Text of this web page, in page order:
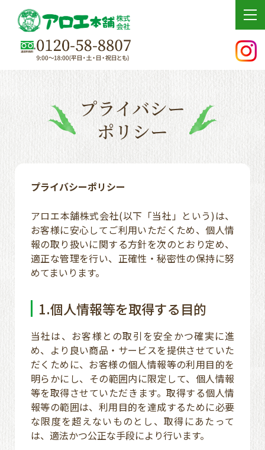
プライバシー
ポリシー
プライバシーポリシー
アロエ本舗株式会社(以下「当社」という)は、
お客様に安心してご利用いただくため、個人情
報の取り扱いに関する方針を次のとおり定め、
適正な管理を行い、正確性・秘密性の保持に努
めてまいります。
1.個人情報等を取得する目的
当社は、お客様との取引を安全かつ確実に進
め、より良い商品・サービスを提供させていた
だくために、お客様の個人情報等の利用目的を
明らかにし、その範囲内に限定して、個人情報
等を取得させていただきます。取得する個人情
報等の範囲は、利用目的を達成するために必要
な限度を超えないものとし、取得にあたって
は、適法かつ公正な手段により行います。